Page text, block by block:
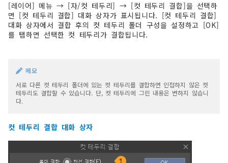
[레이어] 메뉴 → [자/컷 테두리] → [컷 테두리 결합]을 선택하
면 [컷 테두리 결합] 대화 상자가 표시됩니다. [컷 테두리 결합]
대화 상자에서 결합 후의 컷 테두리 폴더 구성을 설정하고 [OK]
를 탭하면 선택한 컷 테두리가 결합됩니다.
메모
서로 다른 컷 테두리 폴더에 있는 컷 테두리를 결합하면 인접하지 않은 컷
테두리도 결합할 수 있습니다. 단, 컷 테두리에 그린 내용은 변하지 않습니
다.
컷 테두리 결합 대화 상자